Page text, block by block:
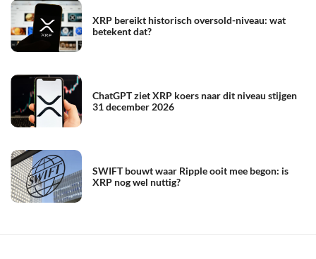
XRP bereikt historisch oversold-niveau: wat
betekent dat?
ChatGPT ziet XRP koers naar dit niveau stijgen
31 december 2026
SWIFT bouwt waar Ripple ooit mee begon: is
XRP nog wel nuttig?